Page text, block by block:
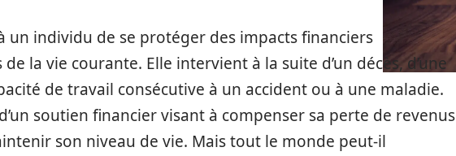
un individu de se protéger des impacts financiers
la vie courante. Elle intervient à la suite d’un décès, d’une
de travail consécutive à un accident ou à une maladie.
soutien financier visant à compenser sa perte de revenus
son niveau de vie. Mais tout le monde peut-il